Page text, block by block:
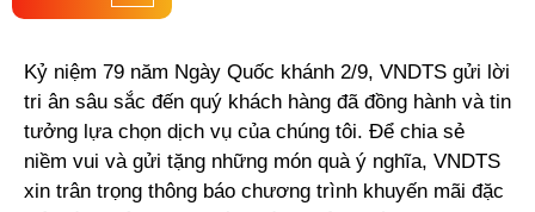
Kỷ niệm 79 năm Ngày Quốc khánh 2/9, VNDTS gửi lời
tri ân sâu sắc đến quý khách hàng đã đồng hành và tin
tưởng lựa chọn dịch vụ của chúng tôi. Để chia sẻ
niềm vui và gửi tặng những món quà ý nghĩa, VNDTS
xin trân trọng thông báo chương trình khuyến mãi đặc